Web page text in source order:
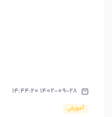
1402-09-28 14:44:20
آموزش